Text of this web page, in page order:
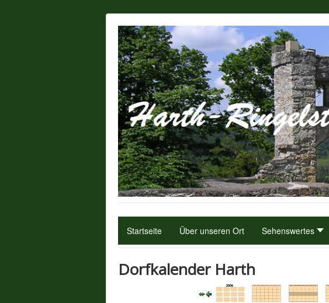
Startseite Über unseren Ort Sehenswertes
Dorfkalender Harth